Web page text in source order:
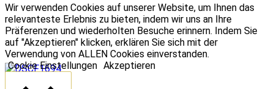
Wir verwenden Cookies auf unserer Website, um Ihnen das
relevanteste Erlebnis zu bieten, indem wir uns an Ihre
Präferenzen und wiederholten Besuche erinnern. Indem Sie
auf "Akzeptieren" klicken, erklären Sie sich mit der
Verwendung von ALLEN Cookies einverstanden.
Cookie Einstellungen Akzeptieren